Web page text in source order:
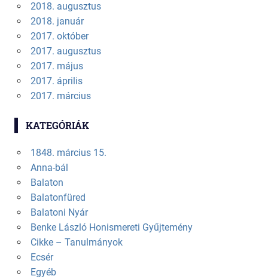
2018. augusztus
2018. január
2017. október
2017. augusztus
2017. május
2017. április
2017. március
KATEGÓRIÁK
1848. március 15.
Anna-bál
Balaton
Balatonfüred
Balatoni Nyár
Benke László Honismereti Gyűjtemény
Cikke – Tanulmányok
Ecsér
Egyéb